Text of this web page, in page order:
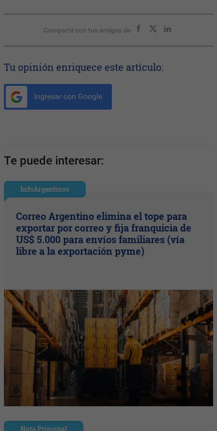
Compartir con tus amigos de
Tu opinión enriquece este artículo:
Ingresar con Google
Te puede interesar:
InfoArgentinos
Correo Argentino elimina el tope para
exportar por correo y fija franquicia de
US$ 5.000 para envíos familiares (vía
libre a la exportación pyme)
Nota Principal